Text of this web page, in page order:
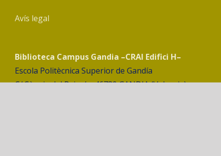
Avís legal
Biblioteca Campus Gandia –CRAI Edifici H–
Escola Politècnica Superior de Gandía
C/ Sèquia del Rei, s/n. 46730 GANDIA (Valencia)